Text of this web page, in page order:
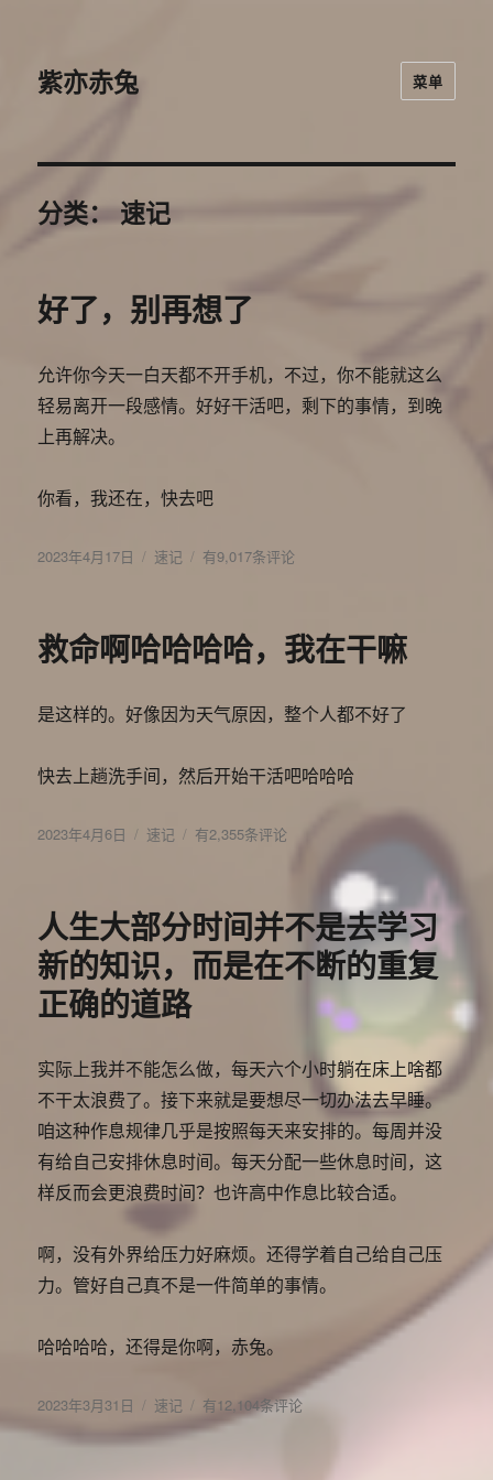
紫亦赤兔 菜单
分类：速记
好了，别再想了
允许你今天一白天都不开手机，不过，你不能就这么
轻易离开一段感情。好好干活吧，剩下的事情，到晚
上再解决。
你看，我还在，快去吧
发
2023年4月17日
分
速记
好
想
了
有9,017条评论
救命啊哈哈哈哈，我在干嘛
是这样的。好像因为天气原因，整个人都不好了
快去上趟洗手间，然后开始干活吧哈哈哈
发
2023年4月6日
分
速记
救
哈
哈
哈，
嘛
有2,355条评论
人生大部分时间并不是去学习
新的知识，而是在不断的重复
正确的道路
实际上我并不能怎么做，每天六个小时躺在床上啥都
不干太浪费了。接下来就是要想尽一切办法去早睡。
咱这种作息规律几乎是按照每天来安排的。每周并没
有给自己安排休息时间。每天分配一些休息时间，这
样反而会更浪费时间？也许高中作息比较合适。
啊，没有外界给压力好麻烦。还得学着自己给自己压
力。管好自己真不是一件简单的事情。
哈哈哈哈，还得是你啊，赤兔。
发
2023年3月31日
分
速记
人
生
有12,104条评论